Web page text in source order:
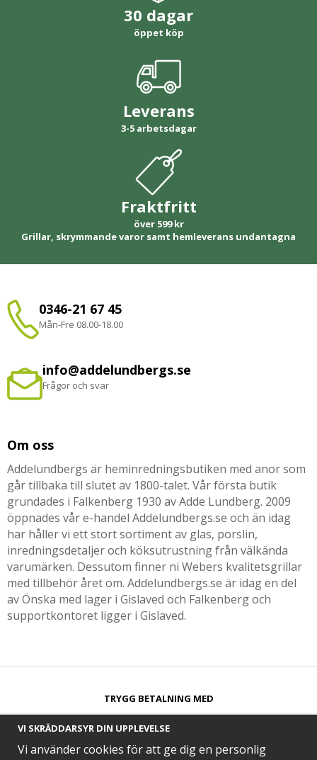
30 dagar
öppet köp
Leverans
3-5 arbetsdagar
Fraktfritt
över 599 kr
Grillar, skrymmande varor samt hemleverans undantagna
0346-21 67 45
Mån-Fre 08.00-18.00
info@addelundbergs.se
Frågor och svar
Om oss
Addelundbergs är heminredningsbutiken med anor som
går tillbaka till slutet av 1800-talet. Vår första butik
grundades i Falkenberg 1930 av Adde Lundberg. 2009
öppnades vår e-handel Addelundbergs.se och än idag
har håller vi ett stort sortiment av glas, porslin,
inredningsdetaljer och köksutrustning från välkända
varumärken. Dessutom finner ni Webers kvalitetsgrillar
med tillbehör året om. Addelundbergs.se är idag en del
av Önska med lager i Gislaved och Falkenberg och
supportkontoret ligger i Gislaved.
TRYGG BETALNING MED​
VI SKRÄDDARSYR DIN UPPLEVELSE
Vi använder cookies för att ge dig en personlig